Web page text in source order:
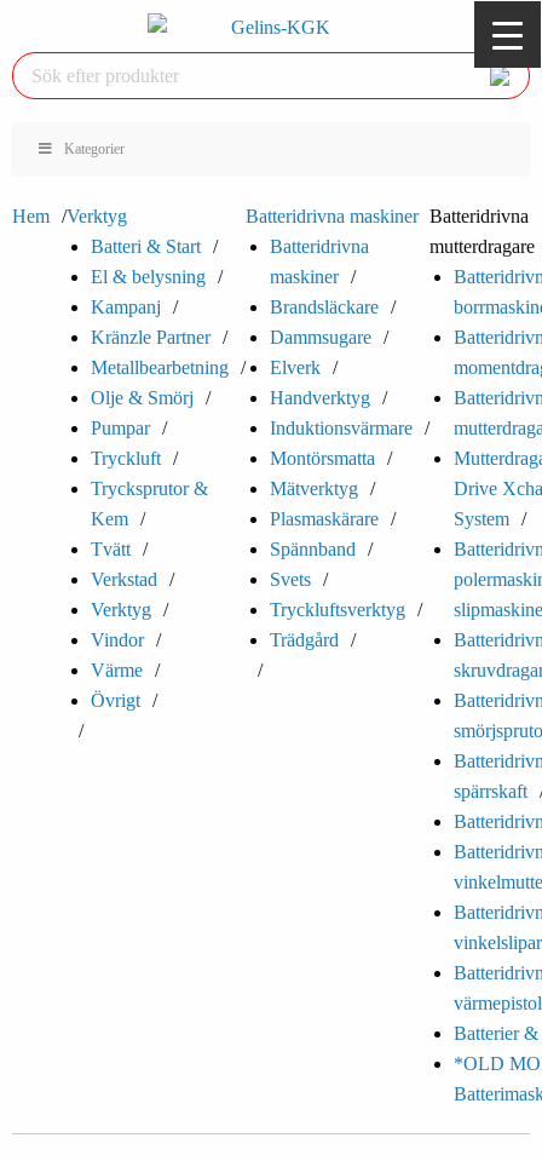
Kategorier
Hem
Verktyg
Batteri & Start
El & belysning
Kampanj
Kränzle Partner
Metallbearbetning
Olje & Smörj
Pumpar
Tryckluft
Trycksprutor &
Kem
Tvätt
Verkstad
Verktyg
Vindor
Värme
Övrigt
Batteridrivna maskiner
Batteridrivna
maskiner
Brandsläckare
Dammsugare
Elverk
Handverktyg
Induktionsvärmare
Montörsmatta
Mätverktyg
Plasmaskärare
Spännband
Svets
Tryckluftsverktyg
Trädgård
Batteridrivna
mutterdragare
Drive
System
spärrskaft
vinkelslipar
Batterier &
*OLD